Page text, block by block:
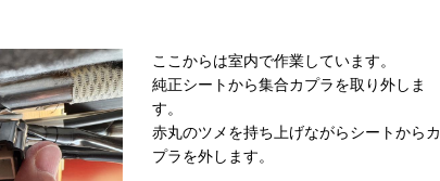
ここからは室内で作業しています。
純正シートから集合カプラを取り外しま
す。
赤丸のツメを持ち上げながらシートからカ
プラを外します。